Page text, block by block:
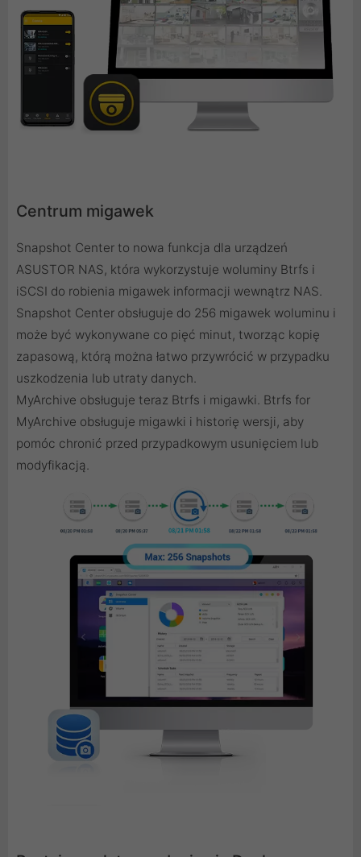
Centrum migawek
Snapshot Center to nowa funkcja dla urządzeń
ASUSTOR NAS, która wykorzystuje woluminy Btrfs i
iSCSI do robienia migawek informacji wewnątrz NAS.
Snapshot Center obsługuje do 256 migawek woluminu i
może być wykonywane co pięć minut, tworząc kopię
zapasową, którą można łatwo przywrócić w przypadku
uszkodzenia lub utraty danych.
MyArchive obsługuje teraz Btrfs i migawki. Btrfs for
MyArchive obsługuje migawki i historię wersji, aby
pomóc chronić przed przypadkowym usunięciem lub
modyfikacją.